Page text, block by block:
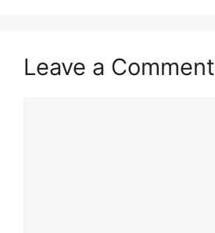
Leave a Comment